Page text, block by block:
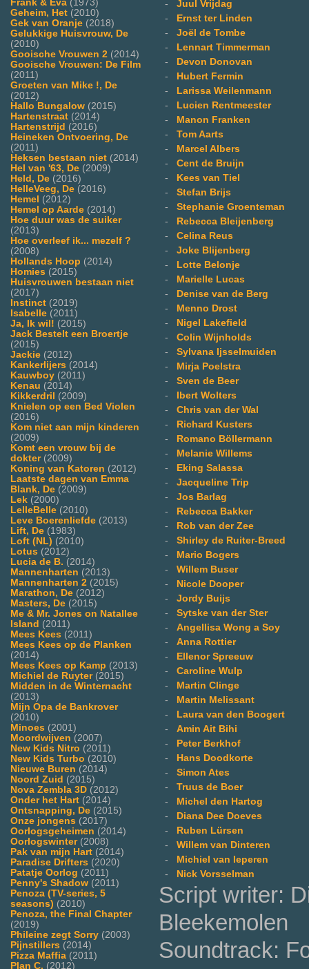
Frank & Eva (1973)
Geheim, Het (2010)
Gek van Oranje (2018)
Gelukkige Huisvrouw, De
(2010)
Gooische Vrouwen 2 (2014)
Gooische Vrouwen: De Film
(2011)
Groeten van Mike !, De
(2012)
Hallo Bungalow (2015)
Hartenstraat (2014)
Hartenstrijd (2016)
Heineken Ontvoering, De
(2011)
Heksen bestaan niet (2014)
Hel van '63, De (2009)
Held, De (2016)
HelleVeeg, De (2016)
Hemel (2012)
Hemel op Aarde (2014)
Hoe duur was de suiker
(2013)
Hoe overleef ik... mezelf ?
(2008)
Hollands Hoop (2014)
Homies (2015)
Huisvrouwen bestaan niet
(2017)
Instinct (2019)
Isabelle (2011)
Ja, Ik wil! (2015)
Jack Bestelt een Broertje
(2015)
Jackie (2012)
Kankerlijers (2014)
Kauwboy (2011)
Kenau (2014)
Kikkerdril (2009)
Knielen op een Bed Violen
(2016)
Kom niet aan mijn kinderen
(2009)
Komt een vrouw bij de
dokter(2009)
Koning van Katoren (2012)
Laatste dagen van Emma
Blank, De (2009)
Lek (2000)
LelleBelle (2010)
Leve Boerenliefde (2013)
Lift, De (1983)
Loft (NL) (2010)
Lotus (2012)
Lucia de B. (2014)
Mannenharten (2013)
Mannenharten 2 (2015)
Marathon, De (2012)
Masters, De (2015)
Me & Mr. Jones on Natallee
Island (2011)
Mees Kees (2011)
Mees Kees op de Planken
(2014)
Mees Kees op Kamp (2013)
Michiel de Ruyter(2015)
Midden in de Winternacht
(2013)
Mijn Opa de Bankrover
(2010)
Minoes (2001)
Moordwijven (2007)
New Kids Nitro (2011)
New Kids Turbo (2010)
Nieuwe Buren (2014)
Noord Zuid (2015)
Nova Zembla 3D (2012)
Onder het Hart (2014)
Ontsnapping, De (2015)
Onze jongens (2017)
Oorlogsgeheimen (2014)
Oorlogswinter(2008)
Pak van mijn Hart (2014)
Paradise Drifters (2020)
Patatje Oorlog (2011)
Penny's Shadow (2011)
Penoza (TV-series, 5
seasons) (2010)
Penoza, the Final Chapter
(2019)
Phileine zegt Sorry (2003)
Pijnstillers (2014)
Pizza Maffia (2011)
Plan C. (2012)
- Juul Vrijdag
-
Ernst ter Linden
- Joël de Tombe
-
Lennart Timmerman
-
Devon Donovan
-
Hubert Fermin
-
Larissa Weilenmann
-
Lucien Rentmeester
-
Manon Franken
- Tom Aarts
-
Marcel Albers
- Cent de Bruijn
-
Kees van Tiel
- Stefan Brijs
- Stephanie Groenteman
-
Rebecca Bleijenberg
- Celina Reus
- Joke Blijenberg
-
Lotte Belonje
-
Marielle Lucas
-
Denise van de Berg
-
Menno Drost
-
Nigel Lakefield
- Colin Wijnholds
- Sylvana Ijsselmuiden
-
Mirja Poelstra
- Sven de Beer
-
Ibert Wolters
- Chris van der Wal
-
Richard Kusters
-
Romano Böllermann
-
Melanie Willems
-
Eking Salassa
- Jacqueline Trip
- Jos Barlag
-
Rebecca Bakker
-
Rob van der Zee
- Shirley de Ruiter-Breed
-
Mario Bogers
- Willem Buser
-
Nicole Dooper
- Jordy Buijs
- Sytske van der Ster
- Angellisa Wong a Soy
- Anna Rottier
-
Ellenor Spreeuw
- Caroline Wulp
-
Martin Clinge
-
Martin Melissant
-
Laura van den Boogert
- Amin Ait Bihi
-
Peter Berkhof
-
Hans Doodkorte
- Simon Ates
- Truus de Boer
-
Michel den Hartog
-
Diana Dee Doeves
-
Ruben Lürsen
- Willem van Dinteren
-
Michiel van Ieperen
-
Nick Vorsselman
Script writer:
Bleekemolen
Soundtrack: